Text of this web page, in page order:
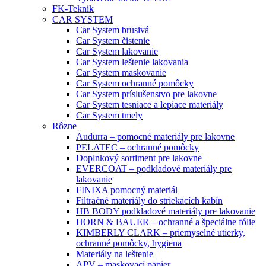
FK-Teknik
CAR SYSTEM
Car System brusivá
Car System čistenie
Car System lakovanie
Car System leštenie lakovania
Car System maskovanie
Car System ochranné pomôcky
Car System príslušenstvo pre lakovne
Car System tesniace a lepiace materiály
Car System tmely
Rôzne
Audurra – pomocné materiály pre lakovne
PELATEC – ochranné pomôcky
Doplnkový sortiment pre lakovne
EVERCOAT – podkladové materiály pre
lakovanie
FINIXA pomocný materiál
Filtračné materiály do striekacích kabín
HB BODY podkladové materiály pre lakovanie
HORN & BAUER – ochranné a špeciálne fólie
KIMBERLY CLARK – priemyselné utierky,
ochranné pomôcky, hygiena
Materiály na leštenie